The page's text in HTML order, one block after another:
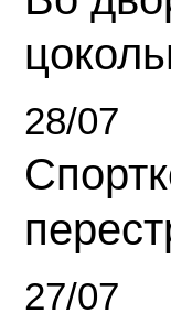
28/07
27/07